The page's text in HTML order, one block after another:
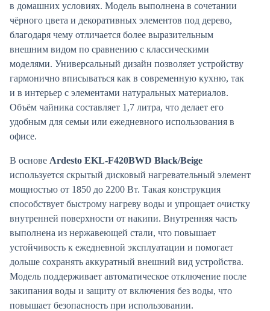
в домашних условиях. Модель выполнена в сочетании
чёрного цвета и декоративных элементов под дерево,
благодаря чему отличается более выразительным
внешним видом по сравнению с классическими
моделями. Универсальный дизайн позволяет устройству
гармонично вписываться как в современную кухню, так
и в интерьер с элементами натуральных материалов.
Объём чайника составляет 1,7 литра, что делает его
удобным для семьи или ежедневного использования в
офисе.
В основе Ardesto EKL-F420BWD Black/Beige
используется скрытый дисковый нагревательный элемент
мощностью от 1850 до 2200 Вт. Такая конструкция
способствует быстрому нагреву воды и упрощает очистку
внутренней поверхности от накипи. Внутренняя часть
выполнена из нержавеющей стали, что повышает
устойчивость к ежедневной эксплуатации и помогает
дольше сохранять аккуратный внешний вид устройства.
Модель поддерживает автоматическое отключение после
закипания воды и защиту от включения без воды, что
повышает безопасность при использовании.